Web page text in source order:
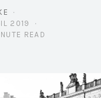
2019
READ